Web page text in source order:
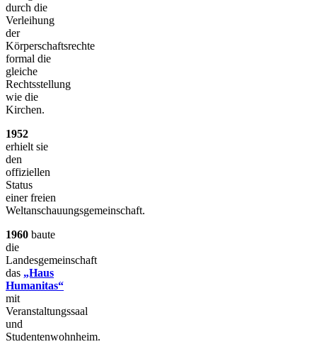
durch die
Verleihung
der
Körperschaftsrechte
formal die
gleiche
Rechtsstellung
wie die
Kirchen.
1952
erhielt sie
den
offiziellen
Status
einer freien
Weltanschauungsgemeinschaft.
1960 baute
die
Landesgemeinschaft
das „Haus
Humanitas“
mit
Veranstaltungssaal
und
Studentenwohnheim.